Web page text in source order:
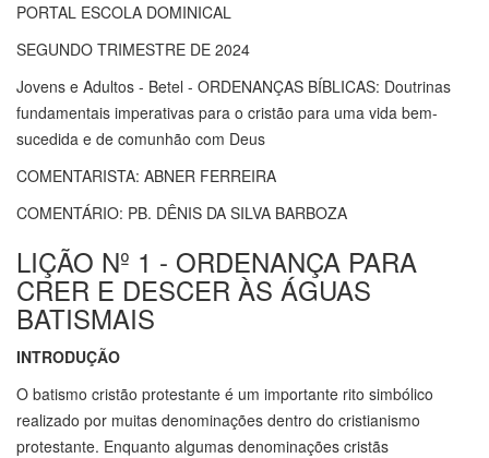
PORTAL ESCOLA DOMINICAL
SEGUNDO TRIMESTRE DE 2024
Jovens e Adultos - Betel - ORDENANÇAS BÍBLICAS: Doutrinas
fundamentais imperativas para o cristão para uma vida bem-
sucedida e de comunhão com Deus
COMENTARISTA: ABNER FERREIRA
COMENTÁRIO: PB. DÊNIS DA SILVA BARBOZA
LIÇÃO Nº 1 - ORDENANÇA PARA
CRER E DESCER ÀS ÁGUAS
BATISMAIS
INTRODUÇÃO
O batismo cristão protestante é um importante rito simbólico
realizado por muitas denominações dentro do cristianismo
protestante. Enquanto algumas denominações cristãs